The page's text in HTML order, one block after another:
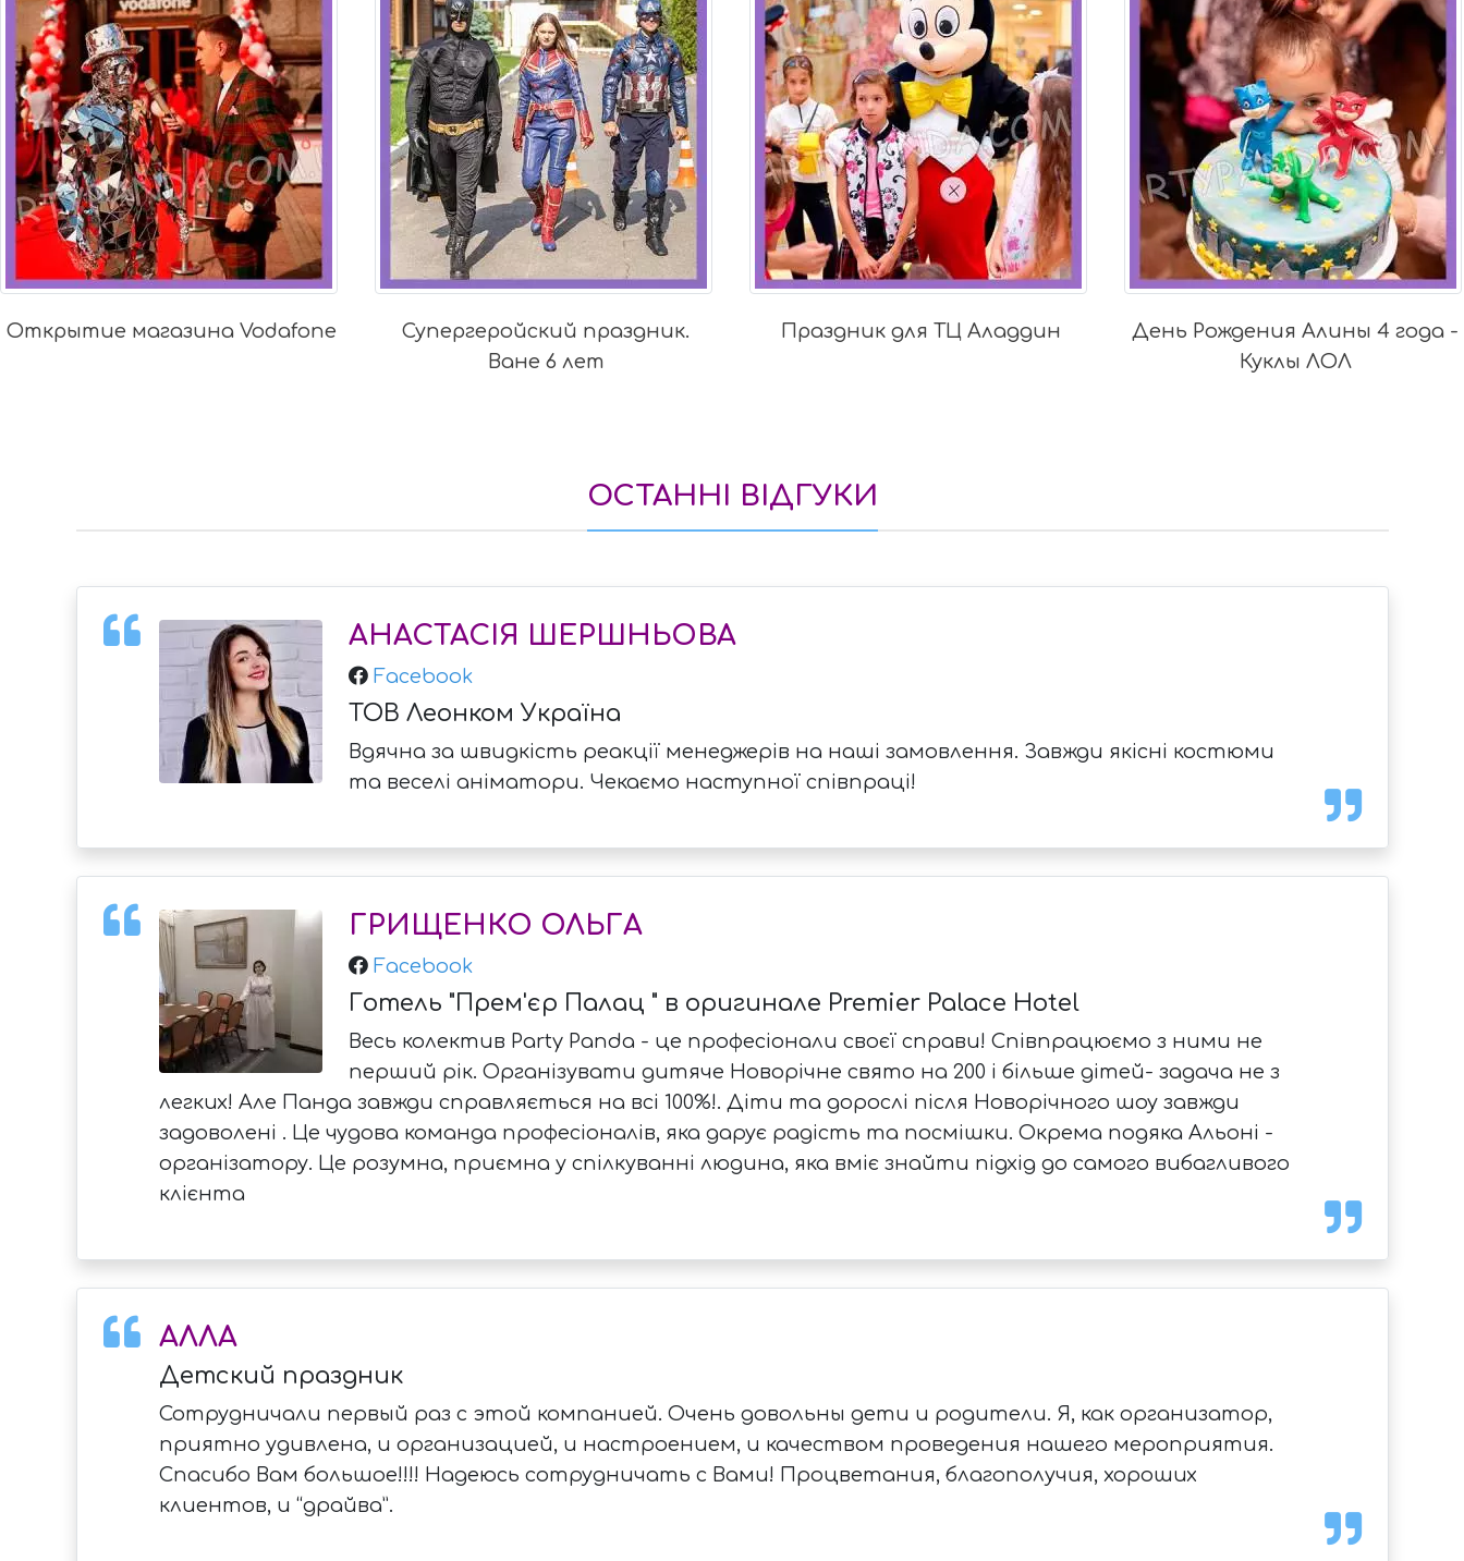
Супергеройский праздник.
Праздник для ТЦ Аладдин
День Рождения Алины 4 года -
Супергерои для Арины 7 лет
ОСТАННІ ВІДГУКИ
АНАСТАСІЯ ШЕРШНЬОВА
Facebook
ТОВ Леонком Україна
Вдячна за швидкість реакції менеджерів на наші замовлення. Завжди якісні костюми
та веселі аніматори. Чекаємо наступної співпраці!
ГРИЩЕНКО ОЛЬГА
Facebook
Готель "Прем'єр Палац " в оригинале Premier Palace Hotel
Весь колектив Party Panda - це професіонали своєї справи! Співпрацюємо з ними не
перший рік. Організувати дитяче Новорічне свято на 200 і більше дітей- задача не з
легких! Але Панда завжди справляється на всі 100%!. Діти та дорослі після Новорічного шоу завжди
задоволені . Це чудова команда професіоналів, яка дарує радість та посмішки. Окрема подяка Альоні -
організатору. Це розумна, приємна у спілкуванні людина, яка вміє знайти підхід до самого вибагливого
клієнта
АЛЛА
Детский праздник
Сотрудничали первый раз с этой компанией. Очень довольны дети и родители. Я, как организатор,
приятно удивлена, и организацией, и настроением, и качеством проведения нашего мероприятия.
Спасибо Вам большое!!!! Надеюсь сотрудничать с Вами! Процветания, благополучия, хороших
клиентов, и “драйва”.